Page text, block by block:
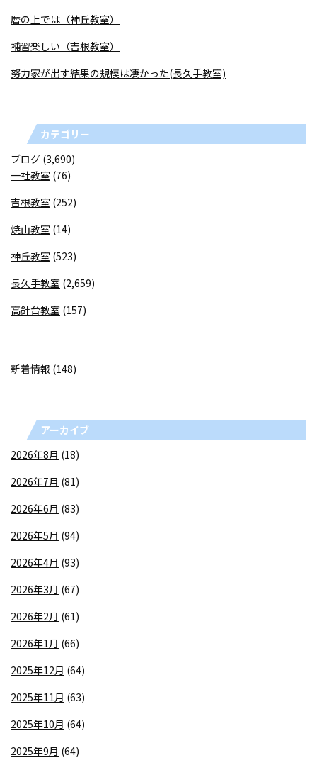
暦の上では（神丘教室）
補習楽しい（吉根教室）
努力家が出す結果の規模は凄かった(長久手教室)
カテゴリー
ブログ (3,690)
一社教室 (76)
吉根教室 (252)
焼山教室 (14)
神丘教室 (523)
長久手教室 (2,659)
高針台教室 (157)
新着情報 (148)
アーカイブ
2026年8月 (18)
2026年7月 (81)
2026年6月 (83)
2026年5月 (94)
2026年4月 (93)
2026年3月 (67)
2026年2月 (61)
2026年1月 (66)
2025年12月 (64)
2025年11月 (63)
2025年10月 (64)
2025年9月 (64)